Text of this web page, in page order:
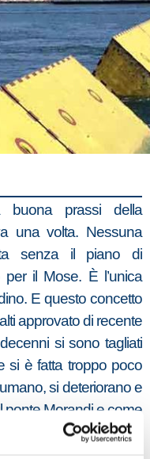
buona prassi della
una volta. Nessuna
senza il piano di
il Mose. È l’unica
E questo concetto
approvato di recente
si sono tagliati
si è fatta troppo poco
si deteriorano e
ponte Morandi e come
dei corsi d’acqua,